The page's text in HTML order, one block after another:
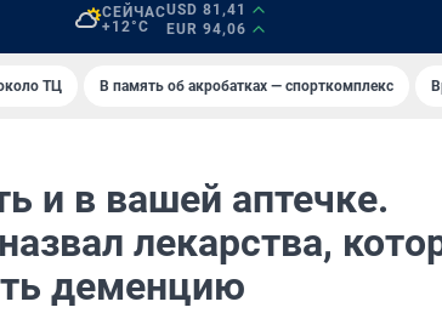
СЕЙЧАС
+12°C
USD 81,41
EUR 94,06
ТЦ В память об акробатках — спорткомплекс
и в вашей аптечке.
лекарства,
деменцию